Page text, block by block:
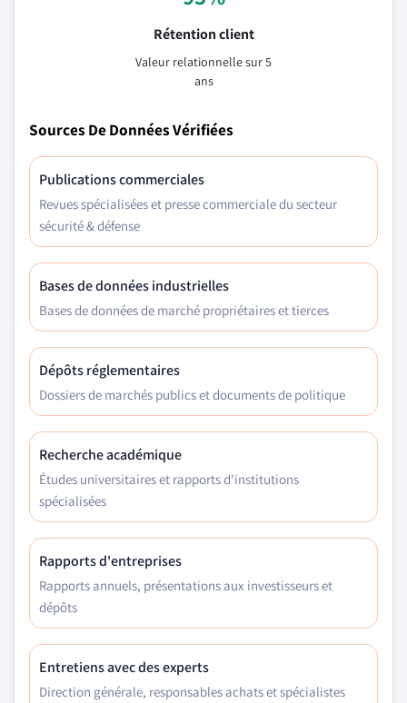
Rétention client
Valeur relationnelle sur 5
ans
Sources De Données Vérifiées
Publications commerciales
Revues spécialisées et presse commerciale du secteur
sécurité & défense
Bases de données industrielles
Bases de données de marché propriétaires et tierces
Dépôts réglementaires
Dossiers de marchés publics et documents de politique
Recherche académique
Études universitaires et rapports d'institutions
spécialisées
Rapports d'entreprises
Rapports annuels, présentations aux investisseurs et
dépôts
Entretiens avec des experts
Direction générale, responsables achats et spécialistes